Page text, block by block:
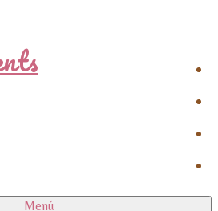
Menú